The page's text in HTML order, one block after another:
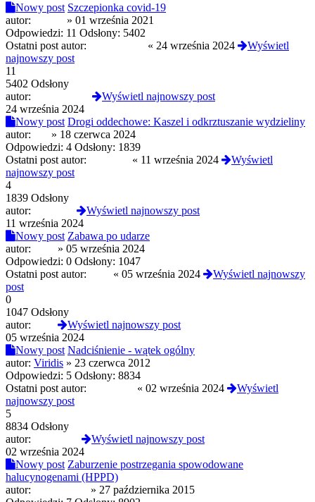
Nowy post Szczepionka covid-19
autor:
» 01 września 2021
Odpowiedzi: 11 Odsłony: 5402
Ostatni post autor:
« 24 września 2024
Wyświetl
najnowszy post
11
5402 Odsłony
autor:
Wyświetl najnowszy post
24 września 2024
Nowy post Drogi oddechowe: Kaszel i odkrztuszanie wydzieliny
autor:
» 18 czerwca 2024
Odpowiedzi: 4 Odsłony: 1839
Ostatni post autor:
« 11 września 2024
Wyświetl
najnowszy post
4
1839 Odsłony
autor:
Wyświetl najnowszy post
11 września 2024
Nowy post Zabawa po udarze
autor:
» 05 września 2024
Odpowiedzi: 0 Odsłony: 1047
Ostatni post autor:
« 05 września 2024
Wyświetl najnowszy
post
0
1047 Odsłony
autor:
Wyświetl najnowszy post
05 września 2024
Nowy post Nadciśnienie - wątek ogólny
autor: Viridis » 23 czerwca 2012
Odpowiedzi: 5 Odsłony: 8834
Ostatni post autor:
« 02 września 2024
Wyświetl
najnowszy post
5
8834 Odsłony
autor:
Wyświetl najnowszy post
02 września 2024
Nowy post Zaburzenie postrzegania spowodowane
halucynogenami (HPPD)
autor:
» 27 października 2015